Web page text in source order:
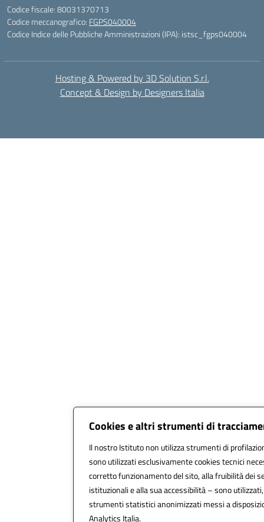
Cookies e altri strumenti di
Il nostro Istituto non utilizza strumenti di
sono utilizzati esclusivamente cookies tecnici
corretto funzionamento del sito, alla fruibilità dei
istituzionali e alla sua accessibilità – sono
strumenti statistici anonimizzati messi a
Analytics Italia.
Codice fiscale: 80031370713
Codice meccanografico: FGPS040004
Codice Indice delle Pubbliche Amministrazioni (IPA): istsc_fgps040004
Hosting & Powered by 3D Solution S.r.l.
Concept & Design by Designers Italia